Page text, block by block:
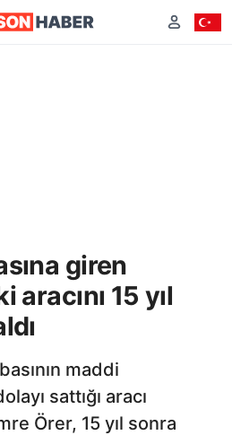
giren
aracını 15 yıl
maddi
sattığı aracı
Örer, 15 yıl sonra